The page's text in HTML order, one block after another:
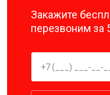
Закажите
перезвоним за